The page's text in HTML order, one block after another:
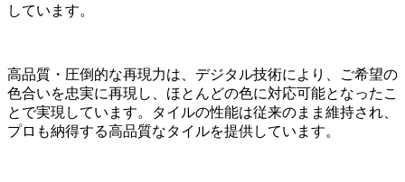
しています。
高品質・圧倒的な再現力は、デジタル技術により、ご希望の
色合いを忠実に再現し、ほとんどの色に対応可能となったこ
とで実現しています。タイルの性能は従来のまま維持され、
プロも納得する高品質なタイルを提供しています。